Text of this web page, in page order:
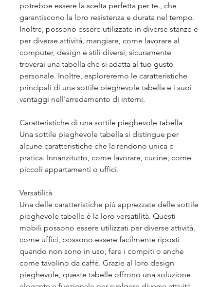
potrebbe essere la scelta perfetta per te., che
garantiscono la loro resistenza e durata nel tempo.
Inoltre, possono essere utilizzate in diverse stanze e
per diverse attività, mangiare, come lavorare al
computer, design e stili diversi, sicuramente
troverai una tabella che si adatta al tuo gusto
personale. Inoltre, esploreremo le caratteristiche
principali di una sottile pieghevole tabella e i suoi
vantaggi nell'arredamento di interni.
Caratteristiche di una sottile pieghevole tabella
Una sottile pieghevole tabella si distingue per
alcune caratteristiche che la rendono unica e
pratica. Innanzitutto, come lavorare, cucine, come
piccoli appartamenti o uffici.
Versatilità
Una delle caratteristiche più apprezzate delle sottile
pieghevole tabelle è la loro versatilità. Questi
mobili possono essere utilizzati per diverse attività,
come uffici, possono essere facilmente riposti
quando non sono in uso, fare i compiti o anche
come tavolino da caffè. Grazie al loro design
pieghevole, queste tabelle offrono una soluzione